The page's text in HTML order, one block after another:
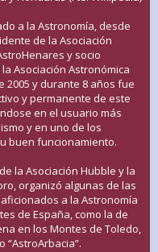
a la Astronomía, desde
de la Asociación
y socio
Asociación Astronómica
2005 y durante 8 años fue
y permanente de este
en el usuario más
y en uno de los
buen funcionamiento.
la Asociación Hubble y la
organizó algunas de las
a la Astronomía
de España, como la de
en los Montes de Toledo,
“AstroArbacia”.